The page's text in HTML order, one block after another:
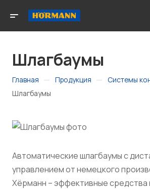
Шлагбаумы
Главная — Продукция — Системы
Шлагбаумы
Автоматические шлагбаумы с
управлением от немецкого
Хёрманн – эффективные средства